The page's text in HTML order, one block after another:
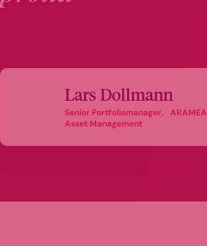
Lars Dollmann
Senior Portfoliomanager, ARAMEA
Asset Management